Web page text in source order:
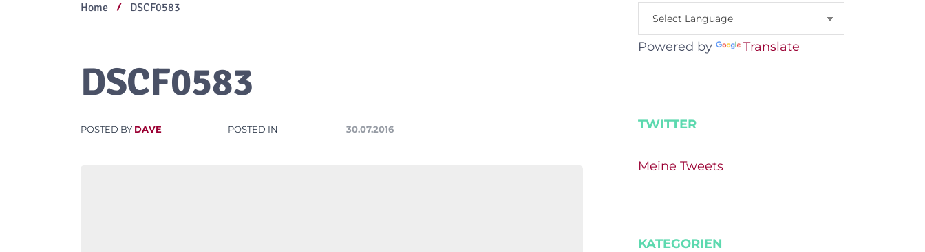
Home DSCF0583
DSCF0583
POSTED BY DAVE POSTED IN 30.07.2016
Powered by Translate
TWITTER
Meine Tweets
KATEGORIEN